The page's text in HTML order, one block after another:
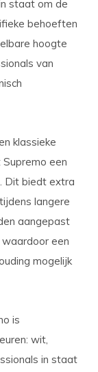
staat om de
behoeften
hoogte
van
klassieke
een
Dit biedt extra
langere
aangepast
waardoor een
mogelijk
is
wit,
in staat